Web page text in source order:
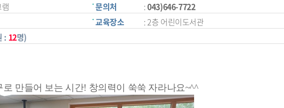
문의처
:043)646-7722
교육장소
: 2층 어린이도서관
: 12명)
만들어 보는 시간! 창의력이 쑥쑥 자라나요~^^